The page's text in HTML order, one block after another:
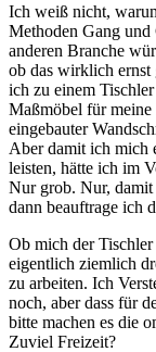
Ich weiß nicht,
Methoden Gang und
anderen Branche
ob das wirklich ernst
ich zu einem
Maßmöbel für
eingebauter
Aber damit ich mich
leisten, hätte ich im
Nur grob. Nur, damit
dann beauftrage ich
Ob mich der Tischler
eigentlich ziemlich
zu arbeiten. Ich
noch, aber dass für
bitte machen es die
Zuviel Freizeit?